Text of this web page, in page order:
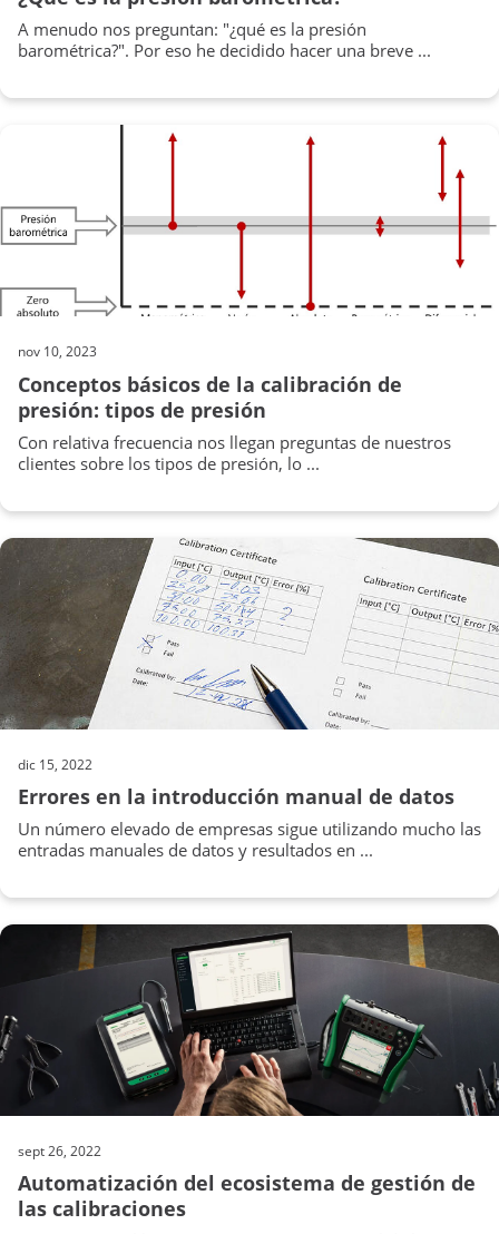
A menudo nos preguntan: "¿qué es la presión
barométrica?". Por eso he decidido hacer una breve ...
nov 10, 2023
Conceptos básicos de la calibración de
presión: tipos de presión
Con relativa frecuencia nos llegan preguntas de nuestros
clientes sobre los tipos de presión, lo ...
dic 15, 2022
Errores en la introducción manual de datos
Un número elevado de empresas sigue utilizando mucho las
entradas manuales de datos y resultados en ...
sept 26, 2022
Automatización del ecosistema de gestión de
las calibraciones